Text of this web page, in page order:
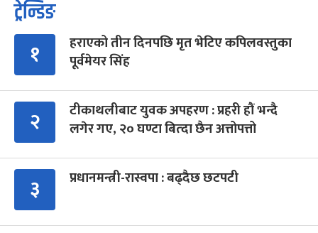
ट्रेन्डिङ
१
हराएको तीन दिनपछि मृत भेटिए कपिलवस्तुका
पूर्वमेयर सिंह
२
टीकाथलीबाट युवक अपहरण : प्रहरी हौं भन्दै
लगेर गए, २० घण्टा बित्दा छैन अत्तोपत्तो
३ प्रधानमन्त्री-रास्वपा : बढ्दैछ छटपटी